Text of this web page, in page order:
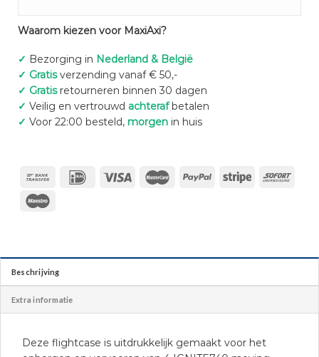
Waarom kiezen voor MaxiAxi?
✓ Bezorging in Nederland & België
✓ Gratisverzending vanaf € 50,-
✓ Gratisretourneren binnen 30 dagen
✓ Veilig en vertrouwd achterafbetalen
✓ Voor 22:00 besteld, morgenin huis
Beschrijving
Extra informatie
Deze flightcase is uitdrukkelijk gemaakt voor het